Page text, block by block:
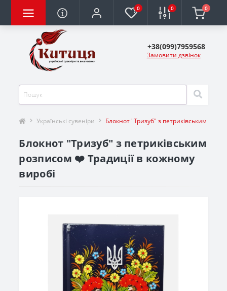
0 0 0
+38(099)7959568
Замовити дзвінок
Українські сувеніри Блокнот "Тризуб" з петриківським
Блокнот "Тризуб" з петриківським
розписом ❤️ Традиції в кожному
виробі